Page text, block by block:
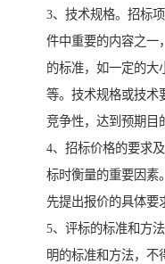
3、技术规格。招标
件中重要的内容之一
的标准，如一定的大
等。技术规格或技术
竞争性，达到预期目
4、招标价格的要求
标时衡量的重要因素
先提出报价的具体要
5、评标的标准和方
明的标准和方法，不